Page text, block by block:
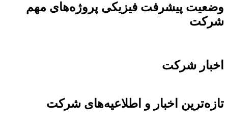
وضعیت پیشرفت فیزیکی پروژه‌های مهم
شرکت
اخبار شرکت
تازه‌ترین اخبار و اطلاعیه‌های شرکت